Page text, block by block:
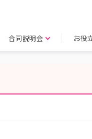
合同説明会 お役